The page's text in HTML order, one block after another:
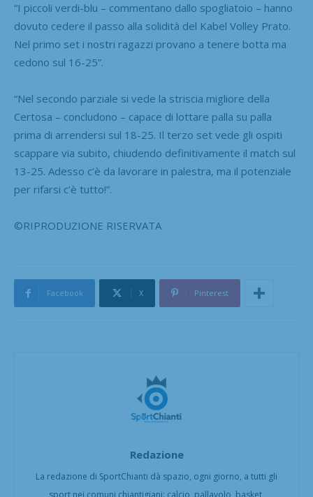
“I piccoli verdi-blu – commentano dallo spogliatoio – hanno
dovuto cedere il passo alla solidità del Kabel Volley Prato.
Nel primo set i nostri ragazzi provano a tenere botta ma
cedono sul 16-25”.
“Nel secondo parziale si vede la striscia migliore della
Certosa – concludono – capace di lottare palla su palla
prima di arrendersi sul 18-25. Il terzo set vede gli ospiti
scappare via subito, chiudendo definitivamente il match sul
13-25. Adesso c’è da lavorare in palestra, ma il potenziale
per rifarsi c’è tutto!”.
©RIPRODUZIONE RISERVATA
Facebook X Pinterest
Redazione
La redazione di SportChianti dà spazio, ogni giorno, a tutti gli